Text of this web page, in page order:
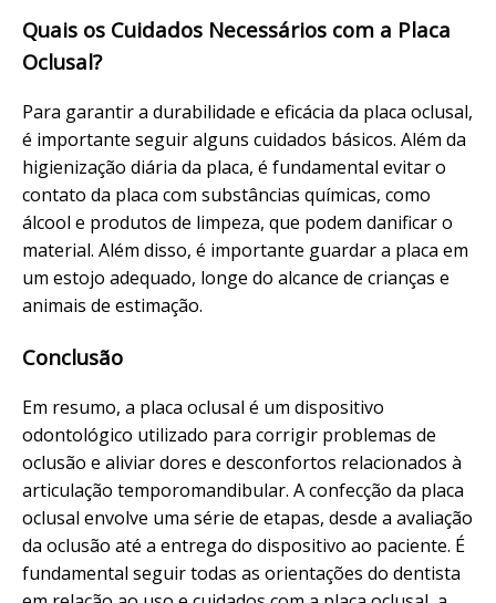
Quais os Cuidados Necessários com a Placa
Oclusal?
Para garantir a durabilidade e eficácia da placa oclusal,
é importante seguir alguns cuidados básicos. Além da
higienização diária da placa, é fundamental evitar o
contato da placa com substâncias químicas, como
álcool e produtos de limpeza, que podem danificar o
material. Além disso, é importante guardar a placa em
um estojo adequado, longe do alcance de crianças e
animais de estimação.
Conclusão
Em resumo, a placa oclusal é um dispositivo
odontológico utilizado para corrigir problemas de
oclusão e aliviar dores e desconfortos relacionados à
articulação temporomandibular. A confecção da placa
oclusal envolve uma série de etapas, desde a avaliação
da oclusão até a entrega do dispositivo ao paciente. É
fundamental seguir todas as orientações do dentista